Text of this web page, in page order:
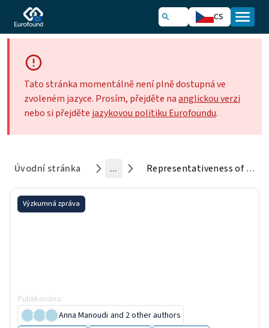
CS
Tato stránka momentálně není plně dostupná ve
zvoleném jazyce. Prosím, přejděte naanglickou verzi
nebo si přejděte jazykovou politiku Eurofoundu.
Úvodní stránka ... Representativeness of the European social partner organisations: Ports sector – 2025
Výzkumná zpráva
Publikováno:
Anna Manoudi and 2 other authors